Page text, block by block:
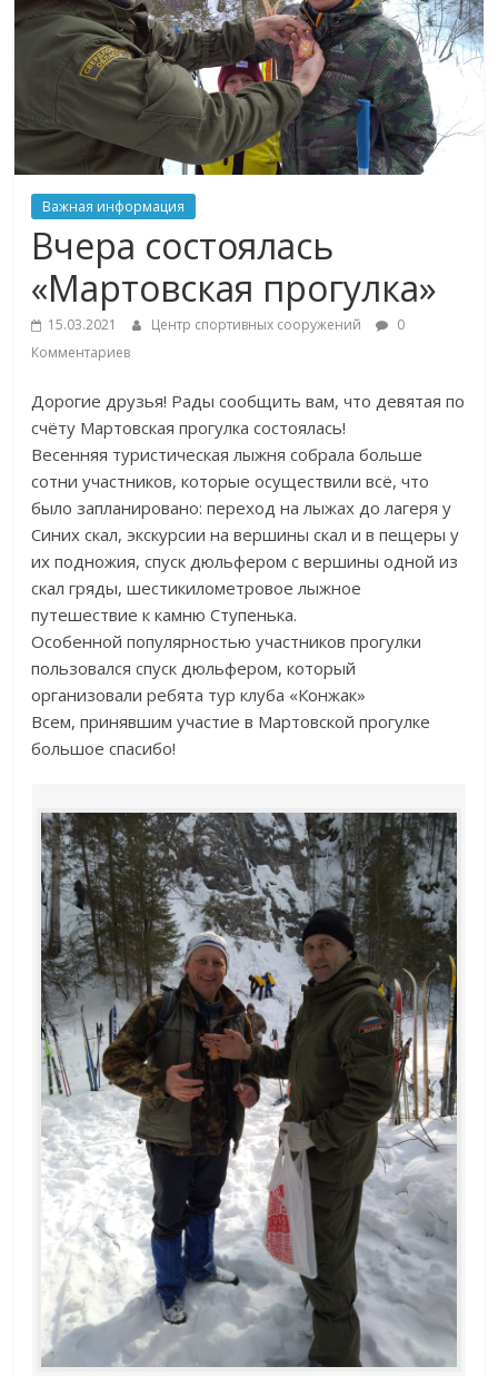
Важная информация
Вчера состоялась
«Мартовская прогулка»
15.03.2021 Центр спортивных сооружений
0
Комментариев
Дорогие друзья! Рады сообщить вам, что девятая по
счёту Мартовская прогулка состоялась!
Весенняя туристическая лыжня собрала больше
сотни участников, которые осуществили всё, что
было запланировано: переход на лыжах до лагеря у
Синих скал, экскурсии на вершины скал и в пещеры у
их подножия, спуск дюльфером с вершины одной из
скал гряды, шестикилометровое лыжное
путешествие к камню Ступенька.
Особенной популярностью участников прогулки
пользовался спуск дюльфером, который
организовали ребята тур клуба «Конжак»
Всем, принявшим участие в Мартовской прогулке
большое спасибо!